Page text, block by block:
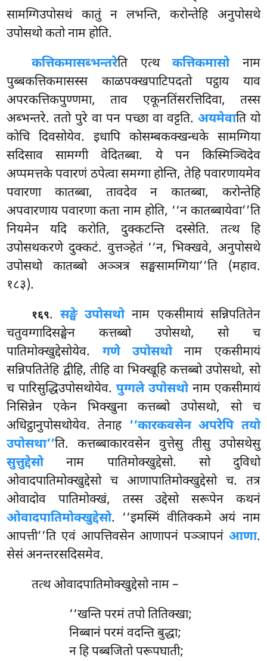
सामग्गिउपोसथं कातुं न लभन्ति, करोन्तेहि अनुपोसथे
उपोसथो कतो नाम होति.
कत्तिकमासब्भन्तरेति एत्थकत्तिकमासोनाम
पुब्बकत्तिकमासस्स काळपक्खपाटिपदतो पट्ठाय याव
अपरकत्तिकपुण्णमा, ताव एकूनतिंसरत्तिदिवा, तस्स
अब्भन्तरे. ततो पुरे वा पन पच्छा वा वट्टति. अयमेवाति यो
कोचि दिवसोयेव. इधापि कोसम्बकक्खन्धके सामग्गिया
सदिसाव सामग्गी वेदितब्बा. ये पन किस्मिञ्चिदेव
अप्पमत्तकेपवारणं ठपेत्वा समग्गा होन्ति, तेहि पवारणायमेव
पवारणा कातब्बा, तावदेव न कातब्बा, करोन्तेहि
अपवारणाय पवारणा कता नाम होति, ‘‘न कातब्बायेवा’’ति
नियमेन यदि करोति, दुक्कटन्ति दस्सेति. तत्थ हि
उपोसथकरणे दुक्कटं. वुत्तञ्हेतं ‘‘न, भिक्खवे, अनुपोसथे
उपोसथो कातब्बो अञ्ञत्र सङ्घसामग्गिया’’ति (महाव.
१८३).
१६९.सङ्घे उपोसथोनाम एकसीमायं सन्निपतितेन
चतुवग्गादिसङ्घेन कत्तब्बो उपोसथो, सो च
पातिमोक्खुद्देसोयेव. गणे उपोसथोनाम एकसीमायं
सन्निपतितेहि द्वीहि, तीहि वा भिक्खूहि कत्तब्बो उपोसथो, सो
च पारिसुद्धिउपोसथोयेव.पुग्गले उपोसथोनाम एकसीमायं
निसिन्नेन एकेन भिक्खुना कत्तब्बो उपोसथो, सो च
अधिट्ठानुपोसथोयेव. तेनाह ‘‘कारकवसेन अपरेपि तयो
उपोसथा’’ति. कत्तब्बाकारवसेन वुत्तेसु तीसु उपोसथेसु
सुत्तुद्देसोनाम पातिमोक्खुद्देसो. सो दुविधो
ओवादपातिमोक्खुद्देसो च आणापातिमोक्खुद्देसो च. तत्र
ओवादोव पातिमोक्खं, तस्स उद्देसो सरूपेन कथनं
ओवादपातिमोक्खुद्देसो. ‘‘इमस्मिं वीतिक्कमे अयं नाम
आपत्ती’’ति एवं आपत्तिवसेन आणापनं पञ्ञापनं आणा.
सेसं अनन्तरसदिसमेव.
तत्थ ओवादपातिमोक्खुद्देसो नाम –
‘‘खन्ति परमं तपो तितिक्खा;
निब्बानं परमं वदन्ति बुद्धा;
न हि पब्बजितो परूपघाती;